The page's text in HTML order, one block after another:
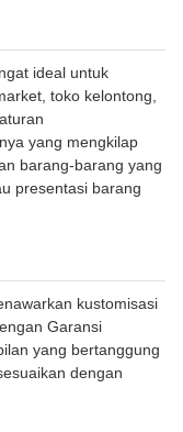
ideal untuk
toko kelontong,
yang mengkilap
barang-barang yang
presentasi barang
kustomisasi
Garansi
yang bertanggung
dengan